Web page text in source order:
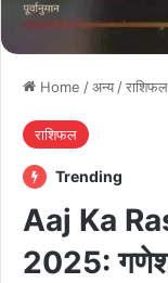
Home /अन्य /राशिफल
राशिफल
Trending
Aaj Ka
2025: गणेश